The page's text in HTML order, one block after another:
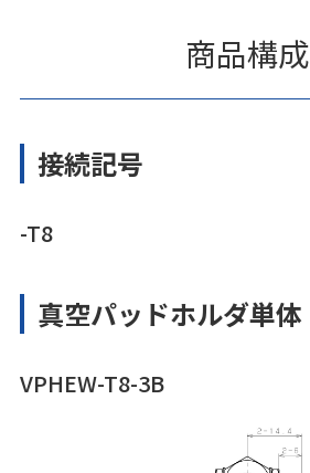
商品構成
接続記号
-T8
真空パッドホルダ単体
VPHEW-T8-3B